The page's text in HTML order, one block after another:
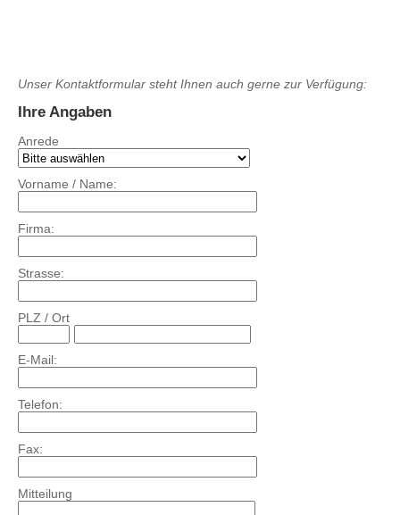
Unser Kontaktformular steht Ihnen auch gerne zur Verfügung:
Ihre Angaben
Anrede
Vorname / Name:
Firma:
Strasse:
PLZ / Ort
E-Mail:
Telefon:
Fax:
Mitteilung